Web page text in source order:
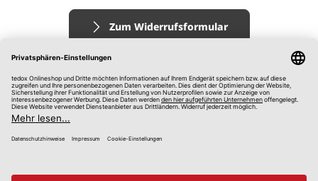
Zum Widerrufsformular
Impressum
AGB
Datenschutz